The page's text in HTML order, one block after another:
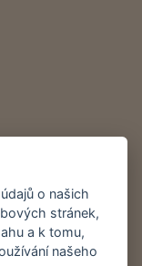
o našich
stránek,
a k tomu,
našeho